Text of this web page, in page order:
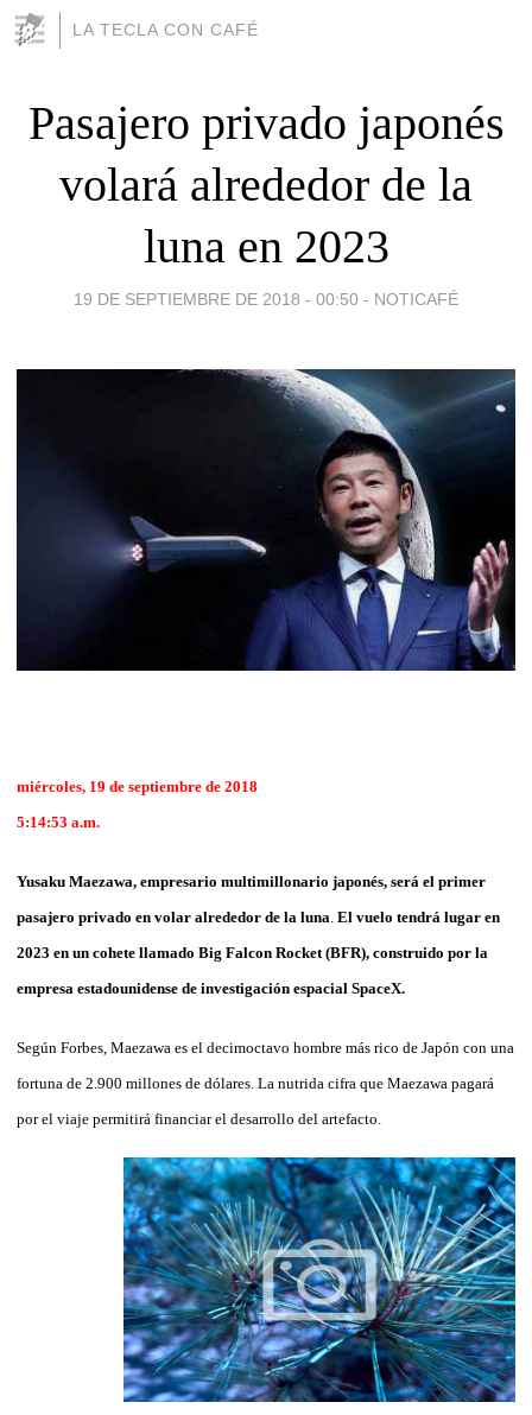
LA TECLA CON CAFÉ
Pasajero privado japonés
volará alrededor de la
luna en 2023
19 DE SEPTIEMBRE DE 2018 - 00:50 - NOTICAFÉ
miércoles, 19 de septiembre de 2018
5:14:53 a.m.
Yusaku Maezawa, empresario multimillonario japonés, será el primer
pasajero privado en volar alrededor de la luna El vuelo tendrá lugar en
2023 en un cohete llamado Big Falcon Rocket (BFR), construido por la
empresa estadounidense de investigación espacial SpaceX.
Según Forbes, Maezawa es el decimoctavo hombre más rico de Japón con una
fortuna de 2.900 millones de dólares. La nutrida cifra que Maezawa pagará
por el viaje permitirá financiar el desarrollo del artefacto.